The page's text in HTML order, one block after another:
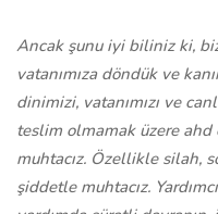
Ancak şunu iyi biliniz ki,
vatanımıza döndük ve
dinimizi, vatanımızı ve
teslim olmamak üzere
muhtacız. Özellikle silah,
şiddetle muhtacız.